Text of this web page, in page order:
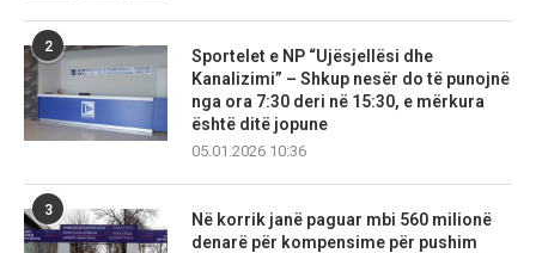
2
Sportelet e NP “Ujësjellësi dhe
Kanalizimi” – Shkup nesër do të punojnë
nga ora 7:30 deri në 15:30, e mërkura
është ditë jopune
05.01.2026 10:36
3
Në korrik janë paguar mbi 560 milionë
denarë për kompensime për pushim